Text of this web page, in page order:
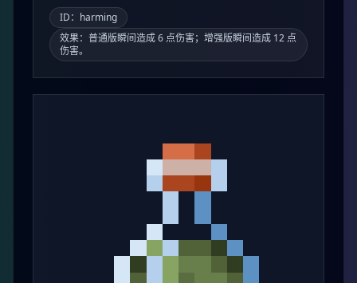
ID：harming
效果：普通版瞬间造成 6 点伤害；增强版瞬间造成 12 点
伤害。